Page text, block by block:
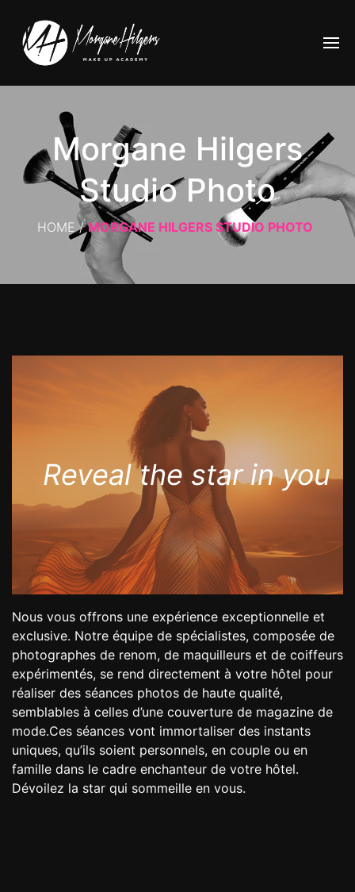
Morgane Hilgers
Studio Photo
HOME / MORGANE HILGERS STUDIO PHOTO
Reveal the star in you
Nous vous offrons une expérience exceptionnelle et
exclusive. Notre équipe de spécialistes, composée de
photographes de renom, de maquilleurs et de coiffeurs
expérimentés, se rend directement à votre hôtel pour
réaliser des séances photos de haute qualité,
semblables à celles d’une couverture de magazine de
mode.Ces séances vont immortaliser des instants
uniques, qu’ils soient personnels, en couple ou en
famille dans le cadre enchanteur de votre hôtel.
Dévoilez la star qui sommeille en vous.